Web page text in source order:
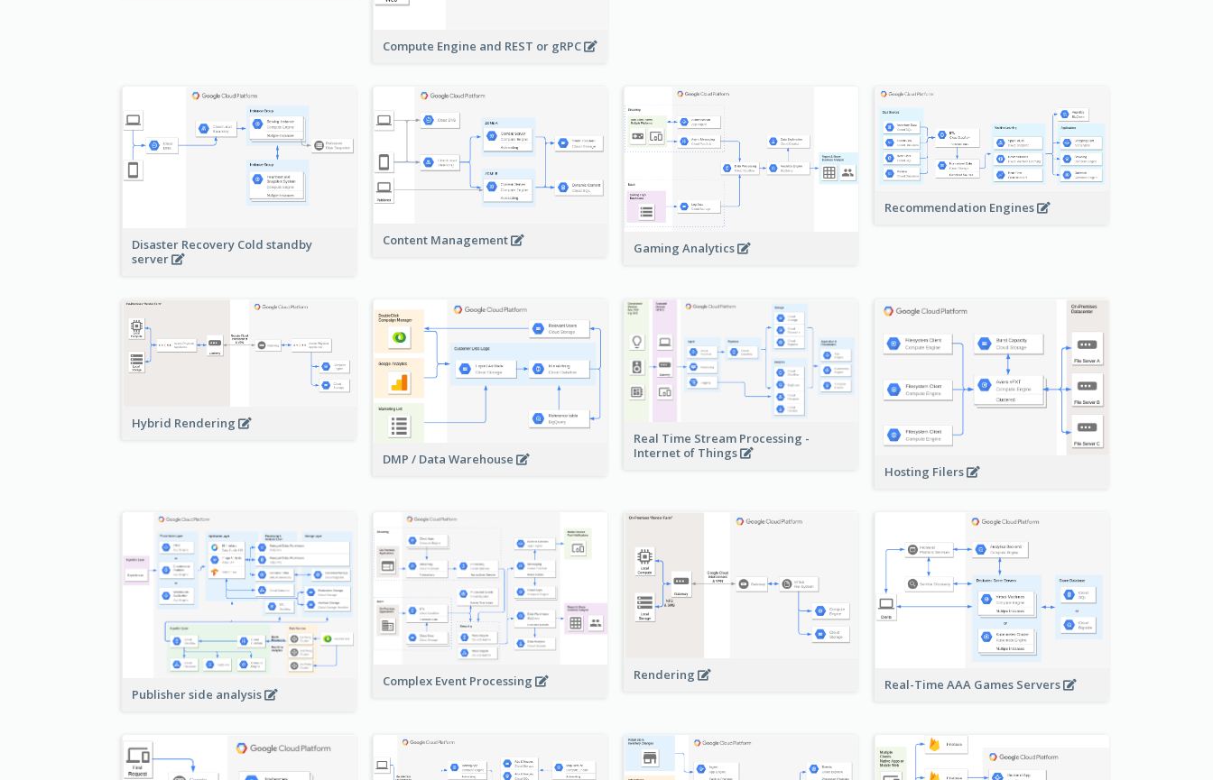
Compute Engine and REST or gRPC
Disaster Recovery Cold standby
server
Content Management
Gaming Analytics
Recommendation Engines
Hybrid Rendering
DMP / Data Warehouse
Real Time Stream Processing -
Internet of Things
Hosting Filers
Publisher side analysis
Complex Event Processing Rendering
Real-Time AAA Games Servers